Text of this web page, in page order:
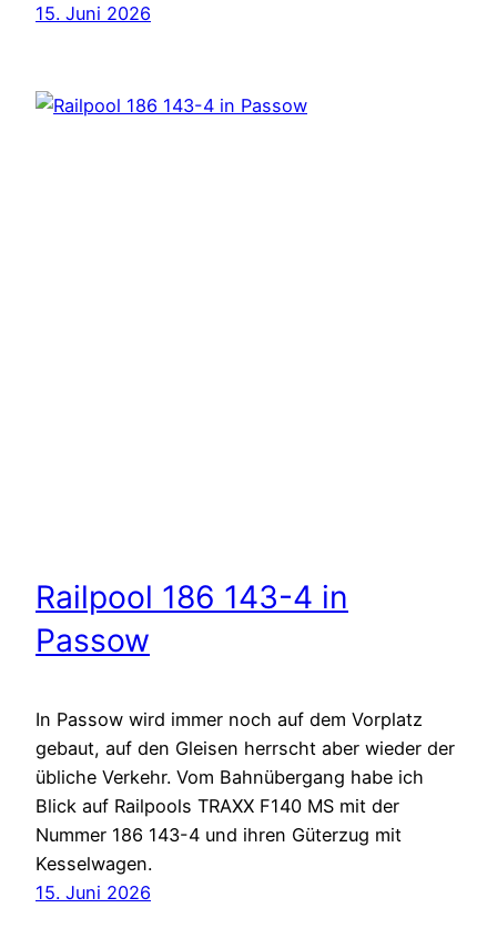
15. Juni 2026
Railpool 186 143-4 in
Passow
In Passow wird immer noch auf dem Vorplatz
gebaut, auf den Gleisen herrscht aber wieder der
übliche Verkehr. Vom Bahnübergang habe ich
Blick auf Railpools TRAXX F140 MS mit der
Nummer 186 143-4 und ihren Güterzug mit
Kesselwagen.
15. Juni 2026